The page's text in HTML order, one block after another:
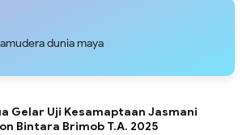
dunia maya
Gelar Uji Kesamaptaan Jasmani
Bintara Brimob T.A. 2025